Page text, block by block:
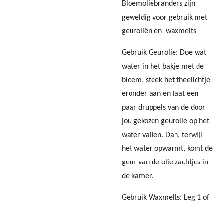
Bloemoliebranders zijn
geweldig voor gebruik met
geuroliën en waxmelts.
Gebruik Geurolie: Doe wat
water in het bakje met de
bloem, steek het theelichtje
eronder aan en laat een
paar druppels van de door
jou gekozen geurolie op het
water vallen. Dan, terwijl
het water opwarmt, komt de
geur van de olie zachtjes in
de kamer.
Gebruik Waxmelts: Leg 1 of